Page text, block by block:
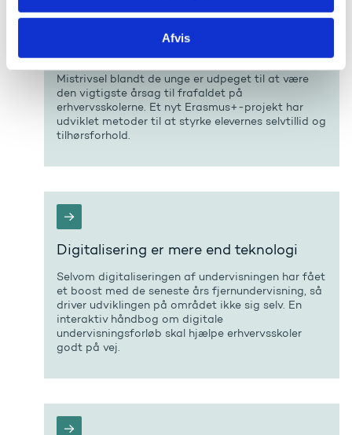
Afvis
Digital løsning skal bidrage til at stoppe
Mistrivsel blandt de unge er udpeget til at være
den vigtigste årsag til frafaldet på
erhvervsskolerne. Et nyt Erasmus+-projekt har
udviklet metoder til at styrke elevernes selvtillid og
tilhørsforhold.
Digitalisering er mere end teknologi
Selvom digitaliseringen af undervisningen har fået
et boost med de seneste års fjernundervisning, så
driver udviklingen på området ikke sig selv. En
interaktiv håndbog om digitale
undervisningsforløb skal hjælpe erhvervsskoler
godt på vej.